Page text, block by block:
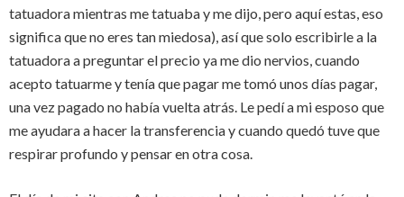
tatuadora mientras me tatuaba y me dijo, pero aquí estas, eso
significa que no eres tan miedosa), así que solo escribirle a la
tatuadora a preguntar el precio ya me dio nervios, cuando
acepto tatuarme y tenía que pagar me tomó unos días pagar,
una vez pagado no había vuelta atrás. Le pedí a mi esposo que
me ayudara a hacer la transferencia y cuando quedó tuve que
respirar profundo y pensar en otra cosa.